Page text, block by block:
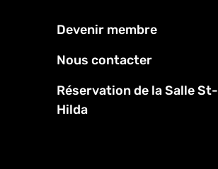
Menu
Pied
de
page
Devenir membre
Nous contacter
Réservation de la Salle St-
Hilda